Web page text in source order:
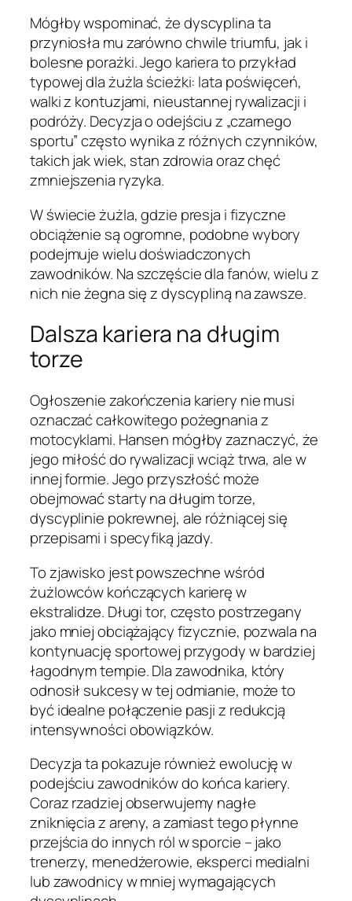
Mógłby wspominać, że dyscyplina ta
przyniosła mu zarówno chwile triumfu, jak i
bolesne porażki. Jego kariera to przykład
typowej dla żużla ścieżki: lata poświęceń,
walki z kontuzjami, nieustannej rywalizacji i
podróży. Decyzja o odejściu z „czarnego
sportu” często wynika z różnych czynników,
takich jak wiek, stan zdrowia oraz chęć
zmniejszenia ryzyka.
W świecie żużla, gdzie presja i fizyczne
obciążenie są ogromne, podobne wybory
podejmuje wielu doświadczonych
zawodników. Na szczęście dla fanów, wielu z
nich nie żegna się z dyscypliną na zawsze.
Dalsza kariera na długim
torze
Ogłoszenie zakończenia kariery nie musi
oznaczać całkowitego pożegnania z
motocyklami. Hansen mógłby zaznaczyć, że
jego miłość do rywalizacji wciąż trwa, ale w
innej formie. Jego przyszłość może
obejmować starty na długim torze,
dyscyplinie pokrewnej, ale różniącej się
przepisami i specyfiką jazdy.
To zjawisko jest powszechne wśród
żużlowców kończących karierę w
ekstralidze. Długi tor, często postrzegany
jako mniej obciążający fizycznie, pozwala na
kontynuację sportowej przygody w bardziej
łagodnym tempie. Dla zawodnika, który
odnosił sukcesy w tej odmianie, może to
być idealne połączenie pasji z redukcją
intensywności obowiązków.
Decyzja ta pokazuje również ewolucję w
podejściu zawodników do końca kariery.
Coraz rzadziej obserwujemy nagłe
zniknięcia z areny, a zamiast tego płynne
przejścia do innych ról w sporcie – jako
trenerzy, menedżerowie, eksperci medialni
lub zawodnicy w mniej wymagających